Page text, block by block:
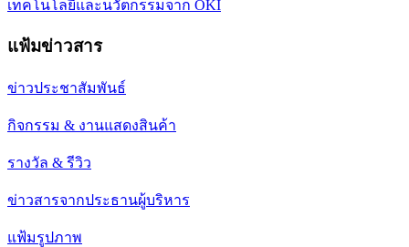
เทคโนโลยีและนวัตกรรมจาก OKI
แฟ้มข่าวสาร
ข่าวประชาสัมพันธ์
กิจกรรม & งานแสดงสินค้า
รางวัล & รีวิว
ข่าวสารจากประธานผู้บริหาร
แฟ้มรูปภาพ